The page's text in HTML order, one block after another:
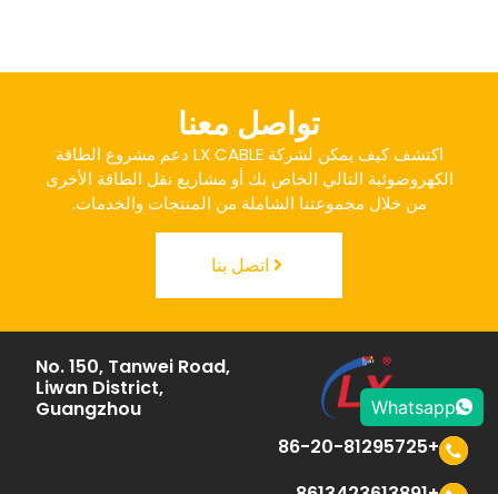
تواصل معنا
اكتشف كيف يمكن لشركة LX CABLE دعم مشروع الطاقة
الكهروضوئية التالي الخاص بك أو مشاريع نقل الطاقة الأخرى
من خلال مجموعتنا الشاملة من المنتجات والخدمات.
اتصل بنا
No. 150, Tanwei Road,
Liwan District,
Guangzhou
+86-20-81295725
Whatsapp